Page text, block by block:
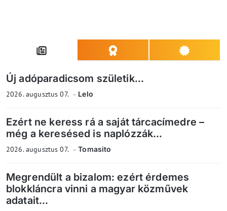
Új adóparadicsom születik...
2026. augusztus 07. Lelo
Ezért ne keress rá a saját tárcacímedre –
még a keresésed is naplózzák...
2026. augusztus 07. Tomasito
Megrendült a bizalom: ezért érdemes
blokkláncra vinni a magyar közművek
adatait...